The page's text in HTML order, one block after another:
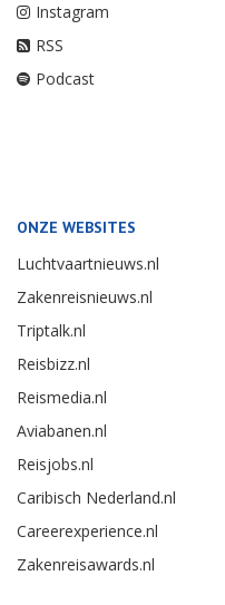
Instagram
RSS
Podcast
ONZE WEBSITES
Luchtvaartnieuws.nl
Zakenreisnieuws.nl
Triptalk.nl
Reisbizz.nl
Reismedia.nl
Aviabanen.nl
Reisjobs.nl
Caribisch Nederland.nl
Careerexperience.nl
Zakenreisawards.nl